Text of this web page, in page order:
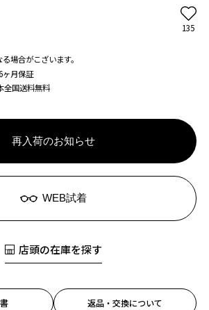
135
場合がこざいます。
ヶ月保証
全国送料無料
再入荷のお知らせ
WEB試着
店頭の在庫を探す
返品・交換について